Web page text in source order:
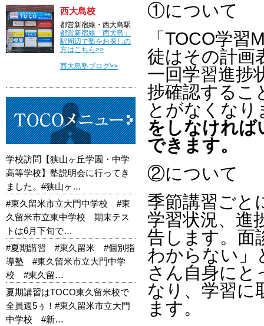
①について
「TOCO学
徒はその計画
一回学習進捗
捗確認するこ
とがなくなり
をしなければ
できます。
②について
季節講習ごと
学習状況、進
告します。面
わからない」
さん自身にと
なり、学習に
ます。
西大島校
都営新宿線・西大島駅
都営新宿線「西大島」
駅周辺で塾をお探しの
方はこちら>>
西大島塾ブログ>>
学校訪問【狭山ヶ丘学園・中学
高等学校】塾説明会に行ってき
ました。#狭山ヶ…
#東久留米市立大門中学校 #東
久留米市立東中学校 期末テス
トは6月下旬で…
#夏期講習 #東久留米 #個別指
導塾 #東久留米市立大門中学
校 #東久留…
夏期講習はTOCO東久留米校で
全員週5ぅ！#東久留米市立大門
中学校 #新…